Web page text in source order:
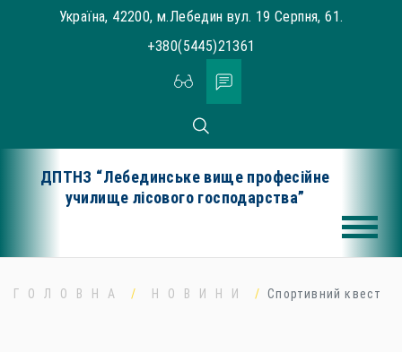
Україна, 42200, м.Лебедин вул. 19 Серпня, 61.
+380(5445)21361
ДПТНЗ “Лебединське вище професійне
училище лісового господарства”
ГОЛОВНА НОВИНИ Спортивний квест